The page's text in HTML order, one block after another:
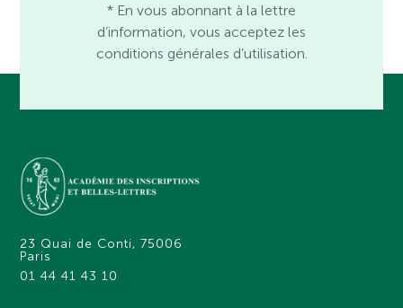
* En vous abonnant à la lettre
d’information, vous acceptez les
conditions générales d’utilisation.
23 Quai de Conti, 75006
Paris
01 44 41 43 10